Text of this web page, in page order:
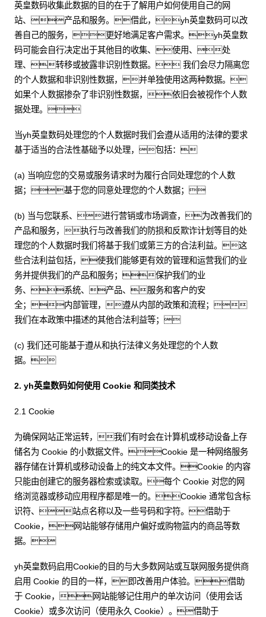
英皇数码收集此数据的目的在于了解用户如何使用自己的网
站、产品和服务。借此，yh英皇数码可以改
善自己的服务，更好地满足客户需求。yh英皇数
码可能会自行决定出于其他目的收集、使用、处
理、转移或披露非识别性数据。 我们会尽力隔离您
的个人数据和非识别性数据，并单独使用这两种数据。
如果个人数据掺杂了非识别性数据，依旧会被视作个人数
据处理。
当yh英皇数码处理您的个人数据时我们会遵从适用的法律的要求
基于适当的合法性基础予以处理，包括：
(a) 当响应您的交易或服务请求时为履行合同处理您的个人数
据；基于您的同意处理您的个人数据；
(b) 当与您联系、进行营销或市场调查，为改善我们的
产品和服务，执行与改善我们的防损和反欺诈计划等目的处
理您的个人数据时我们将基于我们或第三方的合法利益。这
些合法利益包括，使我们能够更有效的管理和运营我们的业
务并提供我们的产品和服务；保护我们的业
务、系统、产品、服务和客户的安
全；内部管理，遵从内部的政策和流程；
我们在本政策中描述的其他合法利益等；
(c) 我们还可能基于遵从和执行法律义务处理您的个人数
据。
2. yh英皇数码如何使用 Cookie 和同类技术
2.1 Cookie
为确保网站正常运转，我们有时会在计算机或移动设备上存
储名为 Cookie 的小数据文件。Cookie 是一种网络服务
器存储在计算机或移动设备上的纯文本文件。Cookie 的内容
只能由创建它的服务器检索或读取。每个 Cookie 对您的网
络浏览器或移动应用程序都是唯一的。Cookie 通常包含标
识符、站点名称以及一些号码和字符。借助于
Cookie，网站能够存储用户偏好或购物篮内的商品等数
据。
yh英皇数码启用Cookie的目的与大多数网站或互联网服务提供商
启用 Cookie 的目的一样，即改善用户体验。借助
于 Cookie，网站能够记住用户的单次访问（使用会话
Cookie）或多次访问（使用永久 Cookie）。借助于